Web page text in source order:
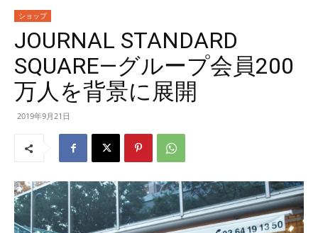
ショップ
JOURNAL STANDARD
SQUARE―グループ会員200
万人を背景に展開
2019年9月21日